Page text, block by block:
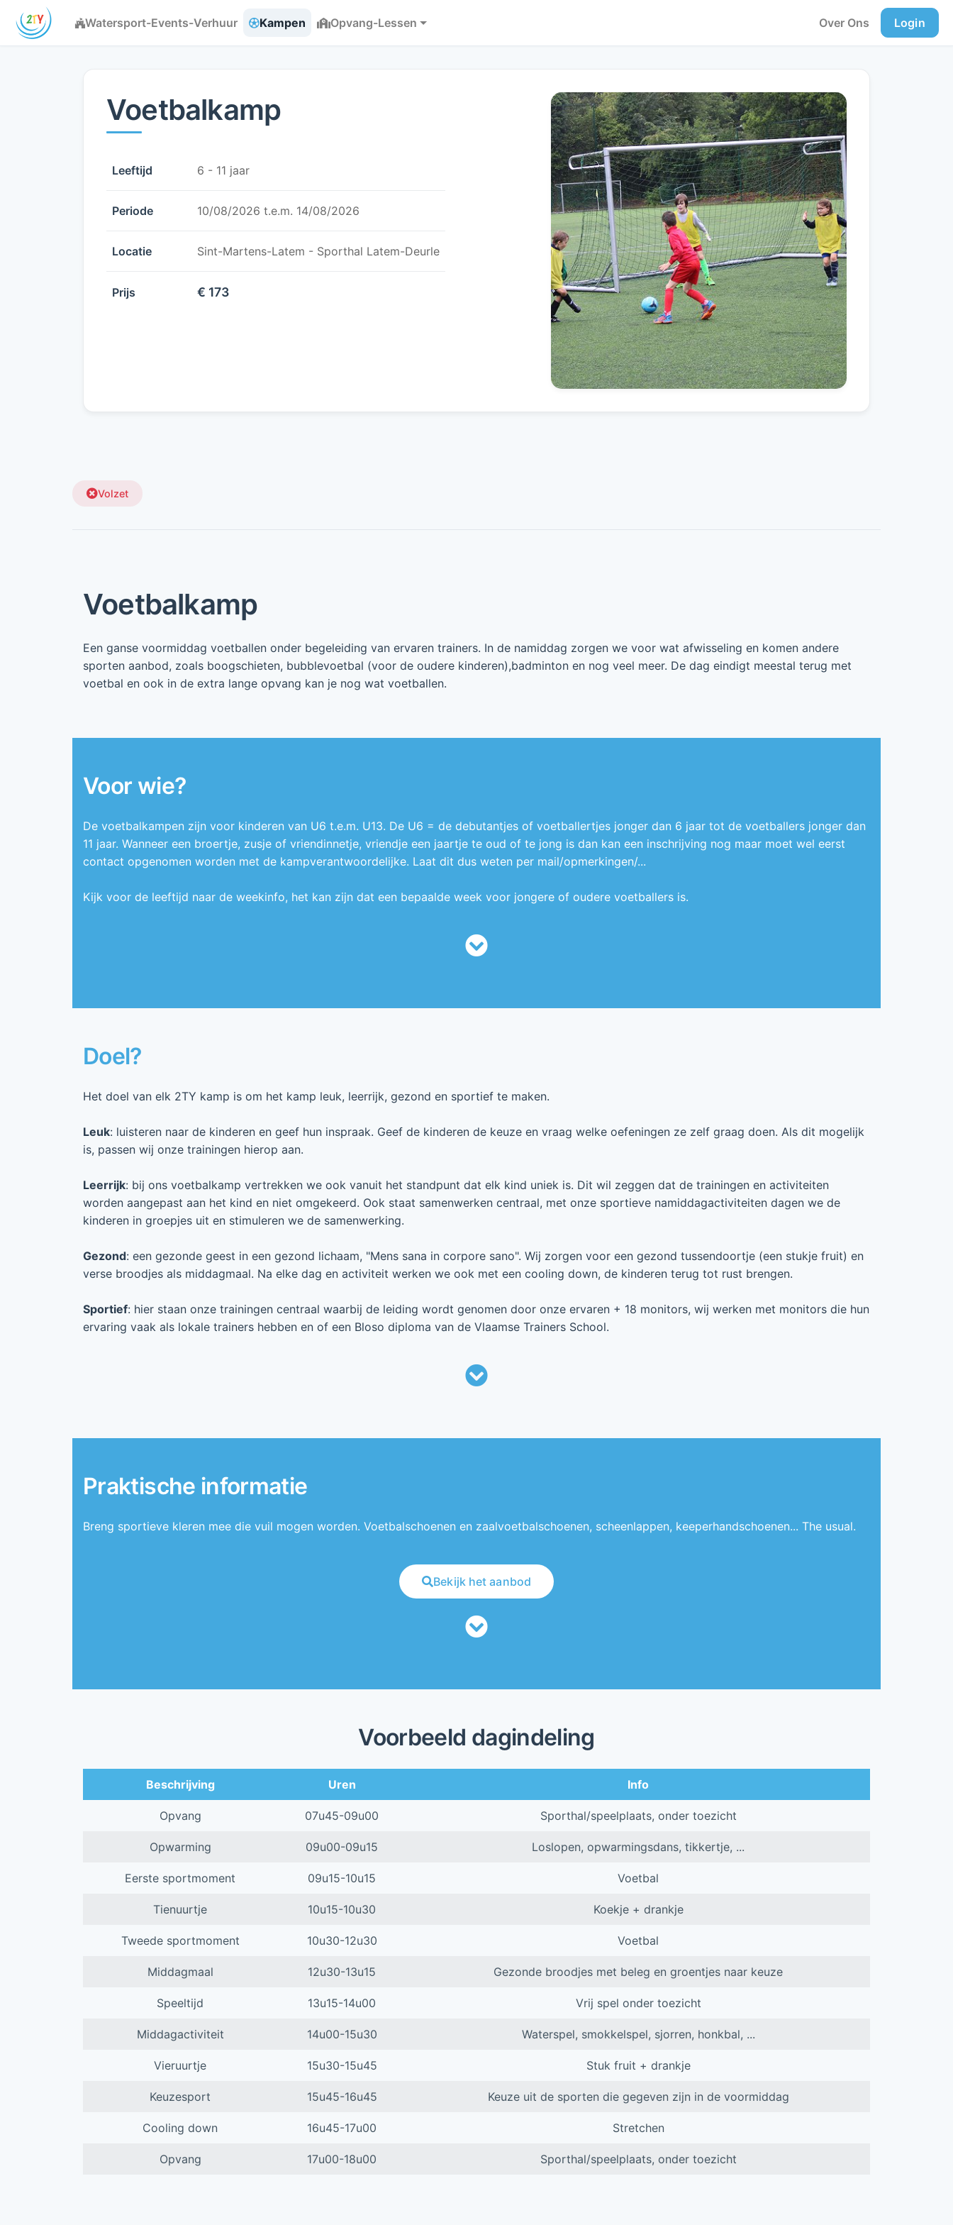
Watersport-Events-Verhuur Kampen Opvang-Lessen Over Ons Login
Voetbalkamp
Leeftijd 6 - 11 jaar
Periode 10/08/2026 t.e.m. 14/08/2026
Locatie Sint-Martens-Latem - Sporthal Latem-Deurle
Prijs € 173
Volzet
Voetbalkamp
Een ganse voormiddag voetballen onder begeleiding van ervaren trainers. In de namiddag zorgen we voor wat afwisseling en komen andere
sporten aanbod, zoals boogschieten, bubblevoetbal (voor de oudere kinderen),badminton en nog veel meer. De dag eindigt meestal terug met
voetbal en ook in de extra lange opvang kan je nog wat voetballen.
Voor wie?
De voetbalkampen zijn voor kinderen van U6 t.e.m. U13. De U6 = de debutantjes of voetballertjes jonger dan 6 jaar tot de voetballers jonger dan
11 jaar. Wanneer een broertje, zusje of vriendinnetje, vriendje een jaartje te oud of te jong is dan kan een inschrijving nog maar moet wel eerst
contact opgenomen worden met de kampverantwoordelijke. Laat dit dus weten per mail/opmerkingen/...
Kijk voor de leeftijd naar de weekinfo, het kan zijn dat een bepaalde week voor jongere of oudere voetballers is.
Doel?
Het doel van elk 2TY kamp is om het kamp leuk, leerrijk, gezond en sportief te maken.
Leuk: luisteren naar de kinderen en geef hun inspraak. Geef de kinderen de keuze en vraag welke oefeningen ze zelf graag doen. Als dit mogelijk
is, passen wij onze trainingen hierop aan.
Leerrijk: bij ons voetbalkamp vertrekken we ook vanuit het standpunt dat elk kind uniek is. Dit wil zeggen dat de trainingen en activiteiten
worden aangepast aan het kind en niet omgekeerd. Ook staat samenwerken centraal, met onze sportieve namiddagactiviteiten dagen we de
kinderen in groepjes uit en stimuleren we de samenwerking.
Gezond: een gezonde geest in een gezond lichaam, "Mens sana in corpore sano". Wij zorgen voor een gezond tussendoortje (een stukje fruit) en
verse broodjes als middagmaal. Na elke dag en activiteit werken we ook met een cooling down, de kinderen terug tot rust brengen.
Sportief: hier staan onze trainingen centraal waarbij de leiding wordt genomen door onze ervaren + 18 monitors, wij werken met monitors die hun
ervaring vaak als lokale trainers hebben en of een Bloso diploma van de Vlaamse Trainers School.
Praktische informatie
Breng sportieve kleren mee die vuil mogen worden. Voetbalschoenen en zaalvoetbalschoenen, scheenlappen, keeperhandschoenen... The usual.
Bekijk het aanbod
Voorbeeld dagindeling
Beschrijving Uren Info
Opvang 07u45-09u00 Sporthal/speelplaats, onder toezicht
Opwarming 09u00-09u15 Loslopen, opwarmingsdans, tikkertje, ...
Eerste sportmoment 09u15-10u15 Voetbal
Tienuurtje 10u15-10u30 Koekje + drankje
Tweede sportmoment 10u30-12u30 Voetbal
Middagmaal 12u30-13u15 Gezonde broodjes met beleg en groentjes naar keuze
Speeltijd 13u15-14u00 Vrij spel onder toezicht
Middagactiviteit 14u00-15u30 Waterspel, smokkelspel, sjorren, honkbal, ...
Vieruurtje 15u30-15u45 Stuk fruit + drankje
Keuzesport 15u45-16u45 Keuze uit de sporten die gegeven zijn in de voormiddag
Cooling down 16u45-17u00 Stretchen
Opvang 17u00-18u00 Sporthal/speelplaats, onder toezicht